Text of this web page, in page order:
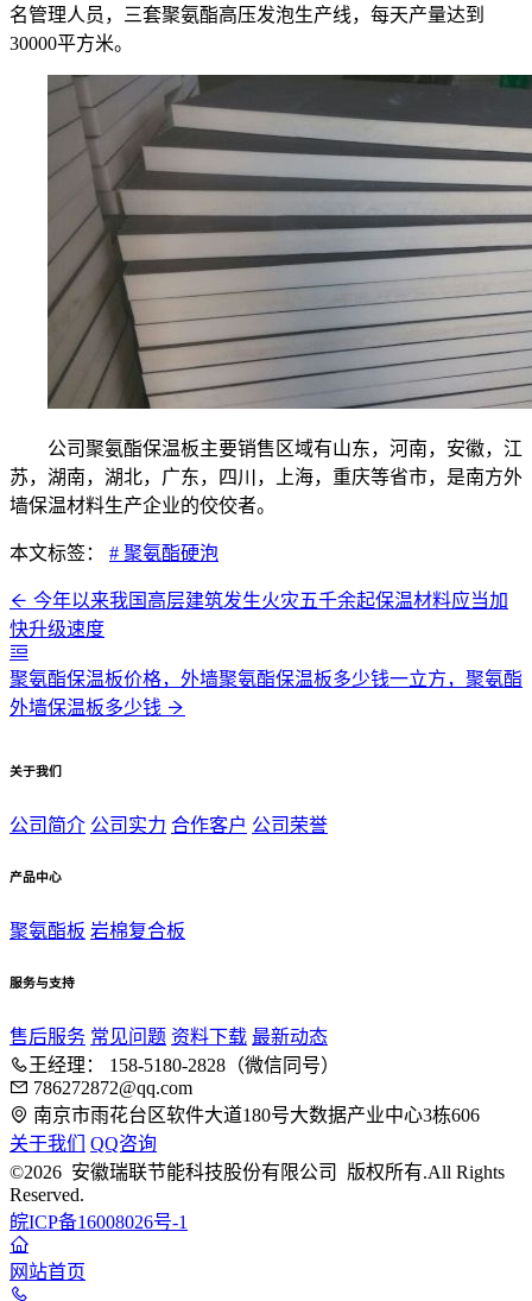
名管理人员，三套聚氨酯高压发泡生产线，每天产量达到
30000平方米。
公司聚氨酯保温板主要销售区域有山东，河南，安徽，江
苏，湖南，湖北，广东，四川，上海，重庆等省市，是南方外
墙保温材料生产企业的佼佼者。
本文标签： # 聚氨酯硬泡
今年以来我国高层建筑发生火灾五千余起保温材料应当加
快升级速度
聚氨酯保温板价格，外墙聚氨酯保温板多少钱一立方，聚氨酯
外墙保温板多少钱
关于我们
公司简介 公司实力 合作客户 公司荣誉
产品中心
聚氨酯板 岩棉复合板
服务与支持
售后服务 常见问题 资料下载 最新动态
王经理： 158-5180-2828（微信同号）
786272872@qq.com
南京市雨花台区软件大道180号大数据产业中心3栋606
关于我们
QQ咨询
©2026 安徽瑞联节能科技股份有限公司 版权所有.All Rights
Reserved.
皖ICP备16008026号-1
网站首页